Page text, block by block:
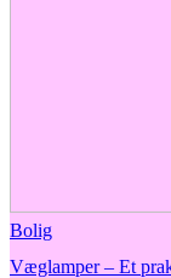
Bolig
Væglamper – Et